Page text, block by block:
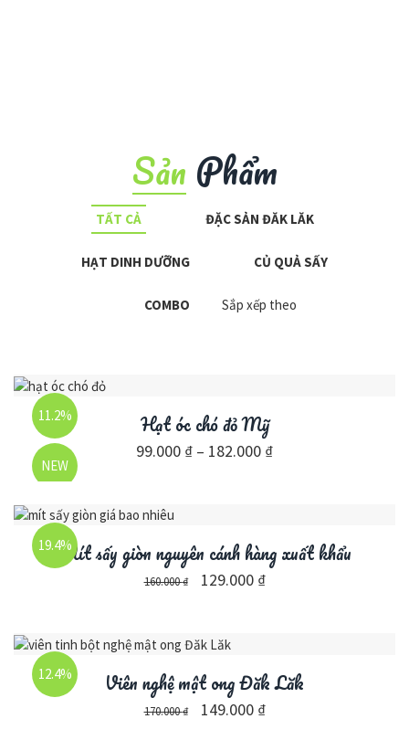
Sản Phẩm
TẤT CẢ ĐẶC SẢN ĐĂK LĂK
HẠT DINH DƯỠNG CỦ QUẢ SẤY
COMBO Sắp xếp theo
11.2%
NEW
Hạt óc chó đỏ Mỹ
99.000 ₫ – 182.000 ₫
19.4%Mít sấy giòn nguyên cánh hàng xuất khẩu
160.000₫ 129.000 ₫
12.4% Viên nghệ mật ong Đăk Lăk
170.000₫ 149.000 ₫